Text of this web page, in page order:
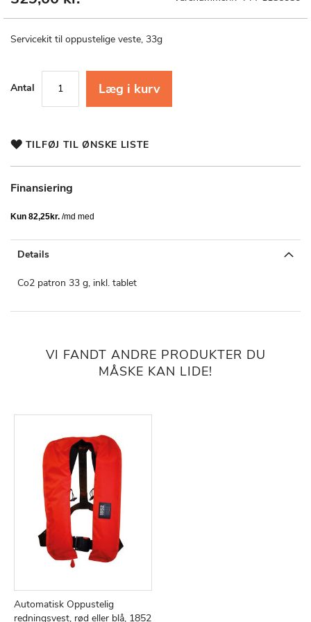
Servicekit til oppustelige veste, 33g
Antal Læg i kurv
TILFØJ TIL ØNSKE LISTE
Finansiering
af
Details
Co2 patron 33 g, inkl. tablet
VI FANDT ANDRE PRODUKTER DU
MÅSKE KAN LIDE!
Automatisk Oppustelig
redningsvest, rød eller blå, 1852